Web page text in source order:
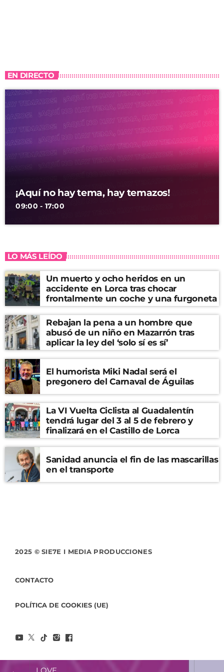
EN DIRECTO
¡Aquí no hay tema, hay temazos!
09:00 - 17:00
LO MÁS LEÍDO
Un muerto y ocho heridos en un
accidente en Lorca tras chocar
frontalmente un coche y una furgoneta
Rebajan la pena a un hombre que
abusó de un niño en Mazarrón tras
aplicar la ley del ‘solo sí es sí’
El humorista Miki Nadal será el
pregonero del Carnaval de Águilas
La VI Vuelta Ciclista al Guadalentín
tendrá lugar del 3 al 5 de febrero y
finalizará en el Castillo de Lorca
Sanidad anuncia el fin de las mascarillas
en el transporte
2025 © SIE7E I MEDIA PRODUCCIONES
CONTACTO
POLÍTICA DE COOKIES (UE)